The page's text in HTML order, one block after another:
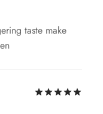
taste make